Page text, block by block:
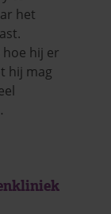
het
hoe hij er
hij mag